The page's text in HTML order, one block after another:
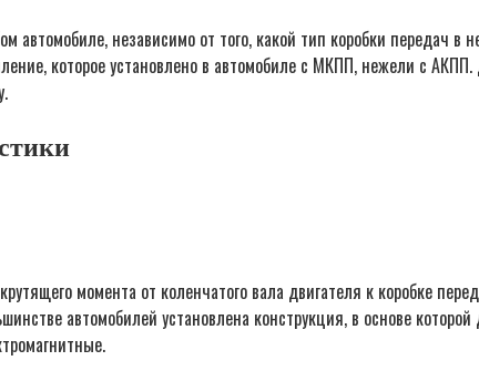
автомобиле, независимо от того, какой тип коробки передач
которое установлено в автомобиле с МКПП, нежели с
момента от коленчатого вала двигателя к коробке
автомобилей установлена конструкция, в основе